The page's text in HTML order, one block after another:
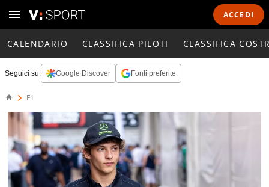
ACCEDI
CALENDARIO CLASSIFICA PILOTI CLASSIFICA
Seguici su: Google Discover Fonti preferite
F1